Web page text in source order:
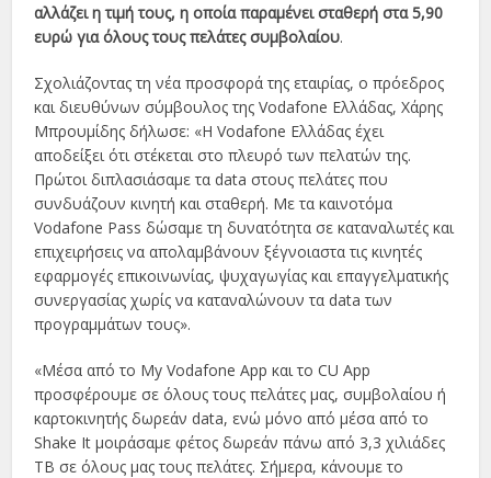
αλλάζει η τιμή τους, η οποία παραμένει σταθερή στα 5,90
ευρώ για όλους τους πελάτες συμβολαίου.
Σχολιάζοντας τη νέα προσφορά της εταιρίας, ο πρόεδρος
και διευθύνων σύμβουλος της Vodafone Ελλάδας, Χάρης
Μπρουμίδης δήλωσε: «Η Vodafone Ελλάδας έχει
αποδείξει ότι στέκεται στο πλευρό των πελατών της.
Πρώτοι διπλασιάσαμε τα data στους πελάτες που
συνδυάζουν κινητή και σταθερή. Με τα καινοτόμα
Vodafone Pass δώσαμε τη δυνατότητα σε καταναλωτές και
επιχειρήσεις να απολαμβάνουν ξέγνοιαστα τις κινητές
εφαρμογές επικοινωνίας, ψυχαγωγίας και επαγγελματικής
συνεργασίας χωρίς να καταναλώνουν τα data των
προγραμμάτων τους».
«Μέσα από το My Vodafone App και το CU App
προσφέρουμε σε όλους τους πελάτες μας, συμβολαίου ή
καρτοκινητής δωρεάν data, ενώ μόνο από μέσα από το
Shake It μοιράσαμε φέτος δωρεάν πάνω από 3,3 χιλιάδες
ΤΒ σε όλους μας τους πελάτες. Σήμερα, κάνουμε το